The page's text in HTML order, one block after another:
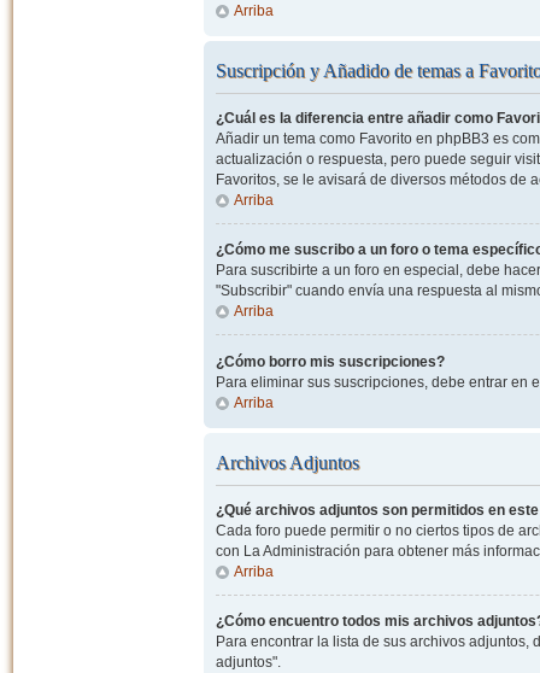
Arriba
Suscripción y Añadido de temas a
¿Cuál es la diferencia entre añadir como
Añadir un tema como Favorito en phpBB3 es
actualización o respuesta, pero puede seguir
Favoritos, se le avisará de diversos métodos de
Arriba
¿Cómo me suscribo a un foro o tema
Para suscribirte a un foro en especial, debe
"Subscribir" cuando envía una respuesta al
Arriba
¿Cómo borro mis suscripciones?
Para eliminar sus suscripciones, debe entrar en
Arriba
Archivos Adjuntos
¿Qué archivos adjuntos son permitidos en
Cada foro puede permitir o no ciertos tipos de
con La Administración para obtener más
Arriba
¿Cómo encuentro todos mis archivos
Para encontrar la lista de sus archivos
adjuntos".